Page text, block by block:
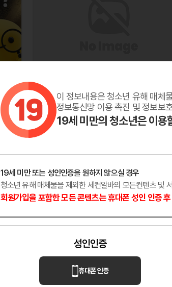
일은많은데~ 언냐가 없어용 ㅠㅠ
레이테라피
이 정보내용은 청소년 유해 매체
정보통신망 이용 촉진 및 정보보
19세 미만의 청소년은 이용
19세 미만 또는 성인인증을 원하지 않으실 경우
청소년 유해 매체물을 제외한 세컨알바의 모든컨텐츠 및
회원가입을 포함한 모든 콘텐츠는 휴대폰 성인 인증
성인인증
휴대폰 인증